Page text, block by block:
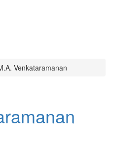
Venkataramanan